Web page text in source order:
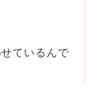
ているんで